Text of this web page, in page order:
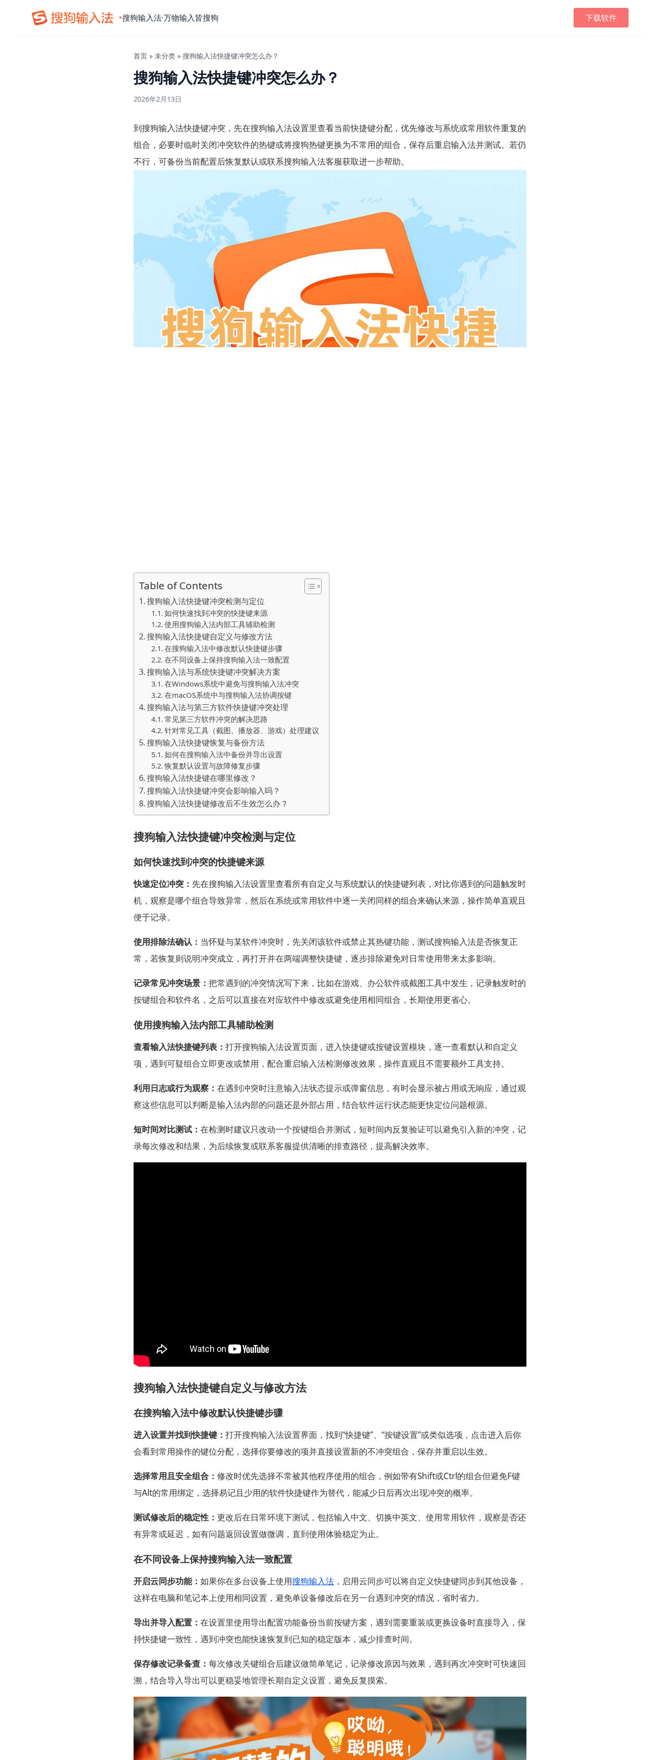
搜狗输入法·万物输入皆搜狗 下载软件
首页 » 未分类 » 搜狗输入法快捷键冲突怎么办？
搜狗输入法快捷键冲突怎么办？
2026年2月13日
到搜狗输入法快捷键冲突，先在搜狗输入法设置里查看当前快捷键分配，优先修改与系统或常用软件重复的
组合，必要时临时关闭冲突软件的热键或将搜狗热键更换为不常用的组合，保存后重启输入法并测试。若仍
不行，可备份当前配置后恢复默认或联系搜狗输入法客服获取进一步帮助。
Table of Contents
搜狗输入法快捷键冲突检测与定位
如何快速找到冲突的快捷键来源
使用搜狗输入法内部工具辅助检测
搜狗输入法快捷键自定义与修改方法
在搜狗输入法中修改默认快捷键步骤
在不同设备上保持搜狗输入法一致配置
搜狗输入法与系统快捷键冲突解决方案
在Windows系统中避免与搜狗输入法冲突
在macOS系统中与搜狗输入法协调按键
搜狗输入法与第三方软件快捷键冲突处理
常见第三方软件冲突的解决思路
针对常见工具（截图、播放器、游戏）处理建议
搜狗输入法快捷键恢复与备份方法
如何在搜狗输入法中备份并导出设置
恢复默认设置与故障修复步骤
搜狗输入法快捷键在哪里修改？
搜狗输入法快捷键冲突会影响输入吗？
搜狗输入法快捷键修改后不生效怎么办？
搜狗输入法快捷键冲突检测与定位
如何快速找到冲突的快捷键来源
快速定位冲突： 先在搜狗输入法设置里查看所有自定义与系统默认的快捷键列表，对比你遇到的问题触发时
机，观察是哪个组合导致异常，然后在系统或常用软件中逐一关闭同样的组合来确认来源，操作简单直观且
便于记录。
使用排除法确认： 当怀疑与某软件冲突时，先关闭该软件或禁止其热键功能，测试搜狗输入法是否恢复正
常，若恢复则说明冲突成立，再打开并在两端调整快捷键，逐步排除避免对日常使用带来太多影响。
记录常见冲突场景： 把常遇到的冲突情况写下来，比如在游戏、办公软件或截图工具中发生，记录触发时的
按键组合和软件名，之后可以直接在对应软件中修改或避免使用相同组合，长期使用更省心。
使用搜狗输入法内部工具辅助检测
查看输入法快捷键列表： 打开搜狗输入法设置页面，进入快捷键或按键设置模块，逐一查看默认和自定义
项，遇到可疑组合立即更改或禁用，配合重启输入法检测修改效果，操作直观且不需要额外工具支持。
利用日志或行为观察： 在遇到冲突时注意输入法状态提示或弹窗信息，有时会显示被占用或无响应，通过观
察这些信息可以判断是输入法内部的问题还是外部占用，结合软件运行状态能更快定位问题根源。
短时间对比测试： 在检测时建议只改动一个按键组合并测试，短时间内反复验证可以避免引入新的冲突，记
录每次修改和结果，为后续恢复或联系客服提供清晰的排查路径，提高解决效率。
搜狗输入法快捷键自定义与修改方法
在搜狗输入法中修改默认快捷键步骤
进入设置并找到快捷键： 打开搜狗输入法设置界面，找到“快捷键”、“按键设置”或类似选项，点击进入后你
会看到常用操作的键位分配，选择你要修改的项并直接设置新的不冲突组合，保存并重启以生效。
选择常用且安全组合： 修改时优先选择不常被其他程序使用的组合，例如带有Shift或Ctrl的组合但避免F键
与Alt的常用绑定，选择易记且少用的软件快捷键作为替代，能减少日后再次出现冲突的概率。
测试修改后的稳定性： 更改后在日常环境下测试，包括输入中文、切换中英文、使用常用软件，观察是否还
有异常或延迟，如有问题返回设置做微调，直到使用体验稳定为止。
在不同设备上保持搜狗输入法一致配置
开启云同步功能： 如果你在多台设备上使用搜狗输入法 ，启用云同步可以将自定义快捷键同步到其他设备，
这样在电脑和笔记本上使用相同设置，避免单设备修改后在另一台遇到冲突的情况，省时省力。
导出并导入配置： 在设置里使用导出配置功能备份当前按键方案，遇到需要重装或更换设备时直接导入，保
持快捷键一致性，遇到冲突也能快速恢复到已知的稳定版本，减少排查时间。
保存修改记录备查： 每次修改关键组合后建议做简单笔记，记录修改原因与效果，遇到再次冲突时可快速回
溯，结合导入导出可以更稳妥地管理长期自定义设置，避免反复摸索。